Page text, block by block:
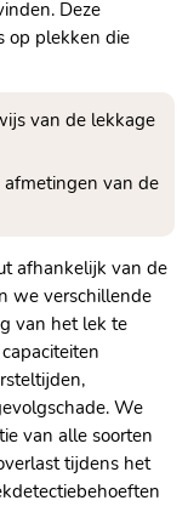
Deze
op plekken die
van de lekkage
van de
afhankelijk van de
we verschillende
van het lek te
We
van alle soorten
tijdens het